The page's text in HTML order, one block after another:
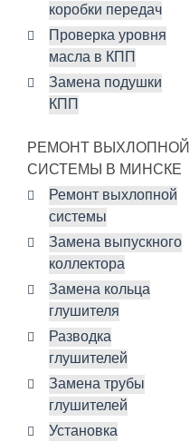
коробки передач
Проверка уровня
масла в КПП
Замена подушки
КПП
РЕМОНТ ВЫХЛОПНОЙ
СИСТЕМЫ В МИНСКЕ
Ремонт выхлопной
системы
Замена выпускного
коллектора
Замена кольца
глушителя
Разводка
глушителей
Замена трубы
глушителей
Установка